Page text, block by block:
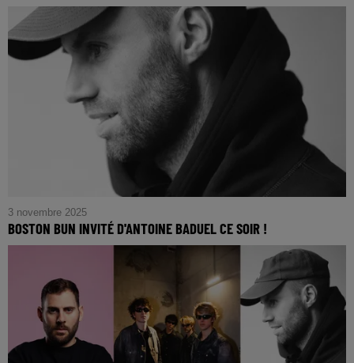
3 novembre 2025
BOSTON BUN INVITÉ D'ANTOINE BADUEL CE SOIR !